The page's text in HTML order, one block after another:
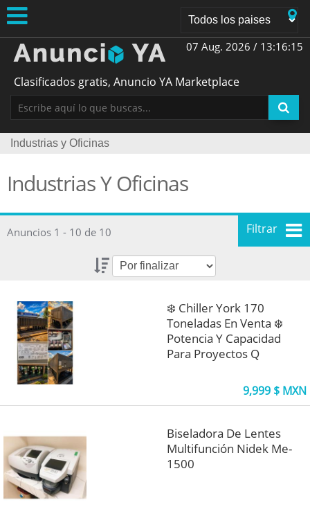
07 Aug. 2026 / 13:16:16
Clasificados gratis, Anuncio YA Marketplace
Industrias y Oficinas
Industrias Y Oficinas
Anuncios 1 - 10 de 10 Filtrar
❄️ Chiller York 170
Toneladas En Venta ❄️
Potencia Y Capacidad
Para Proyectos Q
9,999 $ MXN
Biseladora De Lentes
Multifunción Nidek Me-
1500